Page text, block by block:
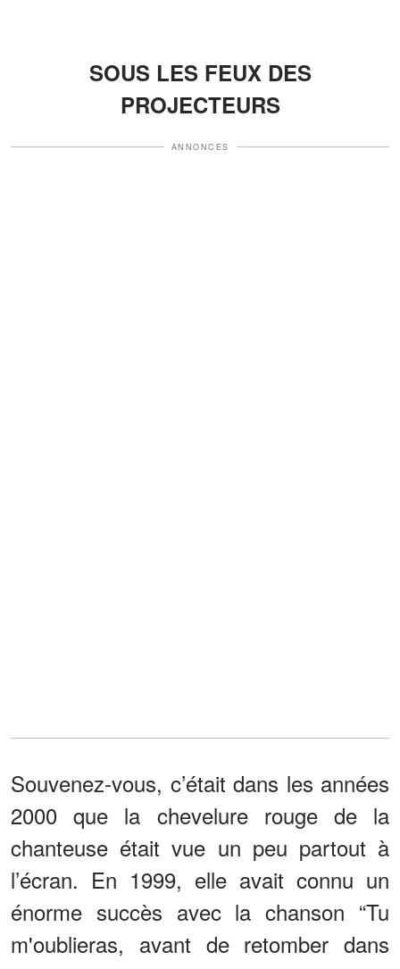
SOUS LES FEUX DES
PROJECTEURS
ANNONCES
Souvenez-vous, c’était dans les années
2000 que la chevelure rouge de la
chanteuse était vue un peu partout à
l’écran. En 1999, elle avait connu un
énorme succès avec la chanson “Tu
m'oublieras, avant de retomber dans